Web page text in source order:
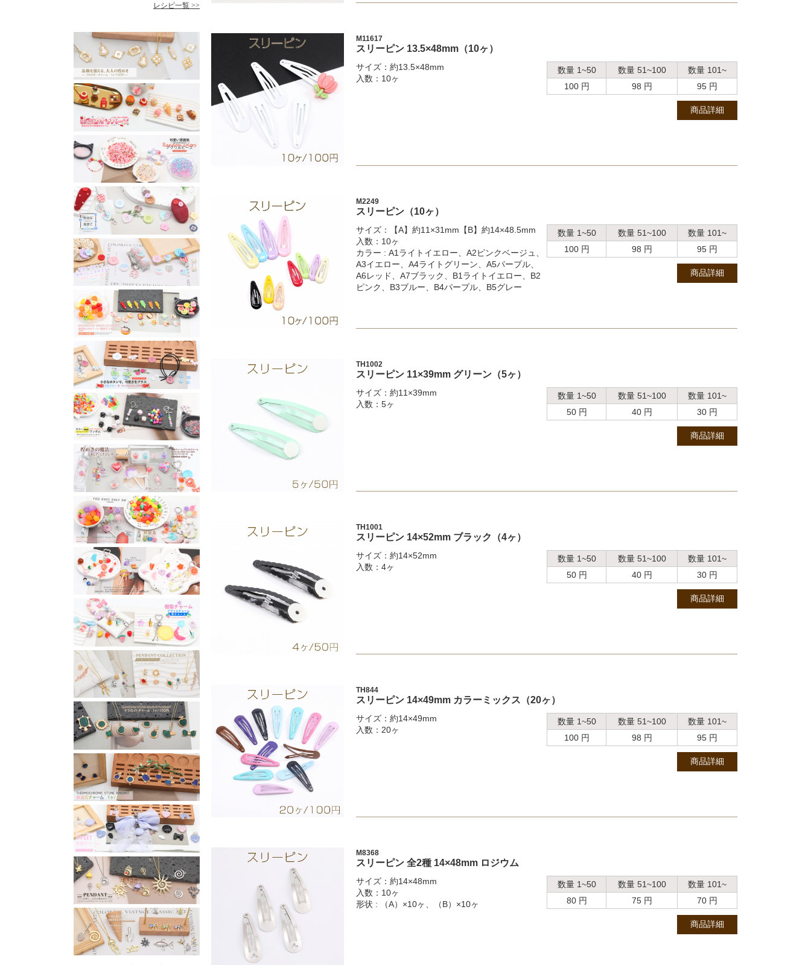
レシピ一覧 >>
M11617
スリーピン 13.5×48mm（10ヶ）
サイズ：約13.5×48mm
入数：10ヶ
数量 1~50 数量 51~100
数量 101~
100 円
98 円 95 円
商品詳細
M2249
スリーピン（10ヶ）
サイズ：【A】約11×31mm【B】約14×48.5mm
入数：10ヶ
カラー : A1ライトイエロー、A2ピンクベージュ、
A3イエロー、A4ライトグリーン、A5パープル、
A6レッド、A7ブラック、B1ライトイエロー、B2
ピンク、B3ブルー、B4パープル、B5グレー
数量 1~50 数量 51~100
数量 101~
100 円
98 円 95 円
商品詳細
TH1002
スリーピン 11×39mm グリーン（5ヶ）
サイズ：約11×39mm
入数：5ヶ
数量 1~50 数量 51~100
数量 101~
50 円
40 円 30 円
商品詳細
TH1001
スリーピン 14×52mm ブラック（4ヶ）
サイズ：約14×52mm
入数：4ヶ
数量 1~50 数量 51~100
数量 101~
50 円
40 円 30 円
商品詳細
TH844
スリーピン 14×49mm カラーミックス（20ヶ）
サイズ：約14×49mm
入数：20ヶ
数量 1~50 数量 51~100
数量 101~
100 円
98 円 95 円
商品詳細
M8368
スリーピン 全2種 14×48mm ロジウム
サイズ：約14×48mm
入数：10ヶ
形状 : （A）×10ヶ、（B）×10ヶ
数量 1~50 数量 51~100
数量 101~
80 円
75 円 70 円
商品詳細